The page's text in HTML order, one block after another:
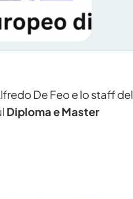
De Feo e lo staff del
Diploma e Master